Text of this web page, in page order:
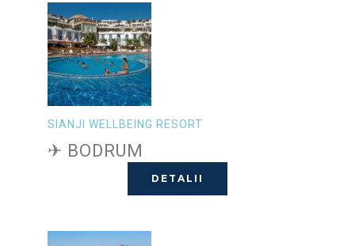
SIANJI WELLBEING RESORT
✈ BODRUM
DETALII